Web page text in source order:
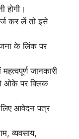
होगी।
कर लें तो इसे
के लिंक पर
जानकारी
ओके पर क्लिक
आवेदन पत्र
व्यवसाय,